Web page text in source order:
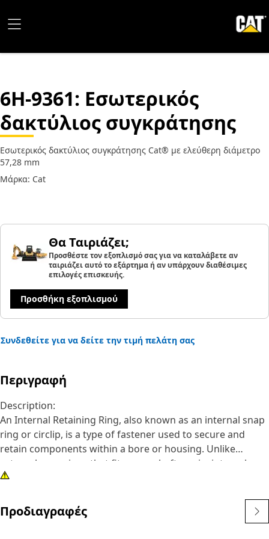
6H-9361: Εσωτερικός
δακτύλιος συγκράτησης
Εσωτερικός δακτύλιος συγκράτησης Cat® με ελεύθερη διάμετρο
57,28 mm
Μάρκα: Cat
Θα Ταιριάζει;
Προσθέστε τον εξοπλισμό σας για να καταλάβετε αν
ταιριάζει αυτό το εξάρτημα ή αν υπάρχουν διαθέσιμες
επιλογές επισκευής.
Προσθήκη εξοπλισμού
Συνδεθείτε για να δείτε την τιμή πελάτη σας
Περιγραφή
Description:
An Internal Retaining Ring, also known as an internal snap
ring or circlip, is a type of fastener used to secure and
retain components within a bore or housing. Unlike
external snap rings that fit over a shaft or pin, internal
snap rings are installed inside a bore or groove to hold
snap ring is to prevent axial movement or displacement of
components within a bore or housing. It acts as a retaining
Προδιαγραφές